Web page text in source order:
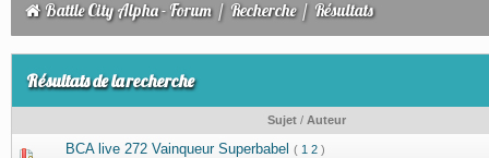
Battle City Alpha - Forum/ Recherche / Résultats
Résultats de la recherche
Sujet / Auteur
BCA live 272 Vainqueur Superbabel ( 1 2 )